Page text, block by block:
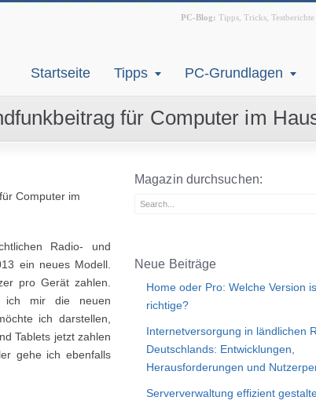
PC-Blog: Tipps, Tricks,
Startseite Tipps PC-Grundlagen
für Computer im
Computer im
Radio- und
ein neues Modell.
pro Gerät zahlen.
ich mir die neuen
ich darstellen,
Tablets jetzt zahlen
gehe ich ebenfalls
Magazin durchsuchen:
Neue Beiträge
Home oder Pro: Welche Version
richtige?
Internetversorgung in ländlichen
Deutschlands: Entwicklungen,
Herausforderungen und
Serververwaltung effizient